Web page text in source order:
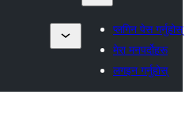
प्लगिन पेस गर्नुहोस्
मेरा मनपर्दोहरू
लगइन गर्नुहोस्